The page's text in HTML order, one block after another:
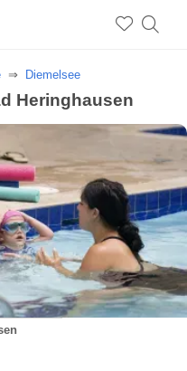
Diemelsee
Heringhausen